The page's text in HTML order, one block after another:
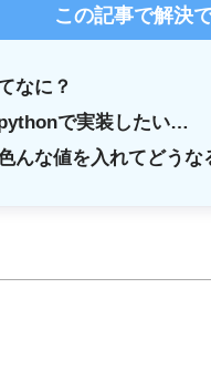
この記事で解決
なに？
で実装したい…
んな値を入れてどう